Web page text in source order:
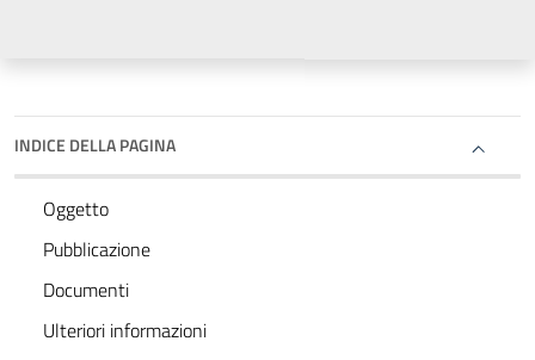
INDICE DELLA PAGINA
Oggetto
Pubblicazione
Documenti
Ulteriori informazioni